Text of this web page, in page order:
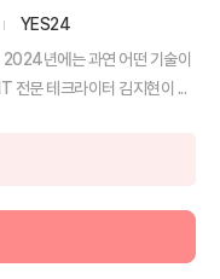
YES24
년에는 과연 어떤 기술이
전문 테크라이터 김지현이 ...